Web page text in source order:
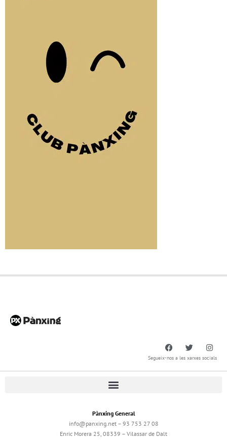
Segueix-nos a les xarxes socials
Pànxing General
info@panxing.net – 93 753 27 08
Enric Morera 25, 08339 – Vilassar de Dalt